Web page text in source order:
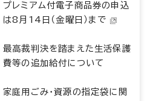
プレミアム付電子商品券の申込
は8月14日（金曜日）まで
最高裁判決を踏まえた生活保護
費等の追加給付について
家庭用ごみ・資源の指定袋に関